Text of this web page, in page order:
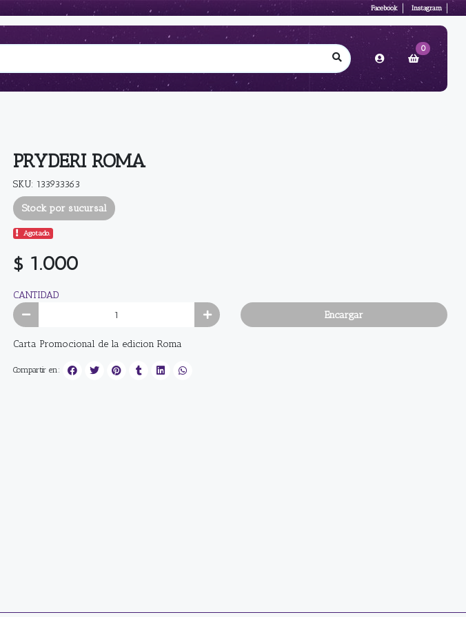
Facebook Instagram
0
PRYDERI ROMA
SKU: 133933363
Stock por sucursal
Agotado.
$ 1.000
CANTIDAD
Encargar
Carta Promocional de la edicion Roma
Compartir en: